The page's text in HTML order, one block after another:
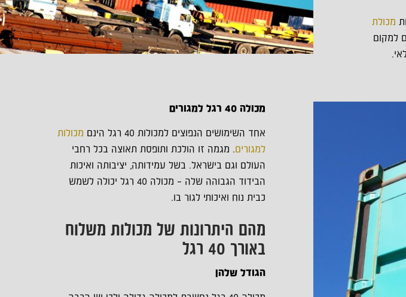
מכולת
למקום
מכולה 40 רגל למגורים
אחד השימושים הנפוצים למכולות 40 רגל הינם
מכולות
למגורים. מגמה זו הולכת ותופסת תאוצה בכל רחבי
העולם וגם בישראל. בשל עמידותה, יציבותה ואיכות
הבידוד הגבוהה שלה – מכולה 40 רגל יכולה לשמש
כבית נוח ואיכותי לגור בו.
מהם היתרונות של מכולות משלוח
באורך 40 רגל
הגודל שלהן